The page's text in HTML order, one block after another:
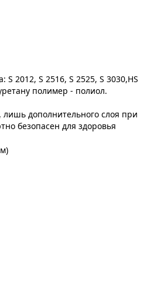
2012, S 2516, S 2525, S 3030,НS
полимер - полиол.
лишь дополнительного слоя при
безопасен для здоровья